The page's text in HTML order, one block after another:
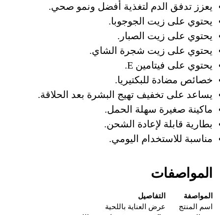
يعزز تدفق الدم لتغذية أفضل ونمو صحي.
يحتوي على زيت الجوجوبا.
يحتوي على زيت الصبار.
يحتوي على زيت شجرة الشاي.
يحتوي على فيتامين E.
خصائص مضادة للبكتيريا.
يساعد على تخفيف تهيج البشرة بعد الحلاقة.
ماكينة صغيرة سهلة الحمل.
بطارية قابلة لإعادة الشحن.
مناسبة للاستخدام اليومي.
المواصفات
المواصفة
التفاصيل
اسم المنتج
عرض العناية باللحية